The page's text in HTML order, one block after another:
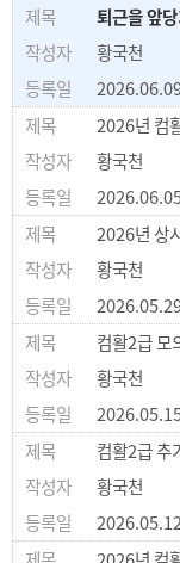
퇴근을 앞
황국천
2026년 컴
황국천
2026년 상
황국천
컴활2급 모
황국천
컴활2급 추
황국천